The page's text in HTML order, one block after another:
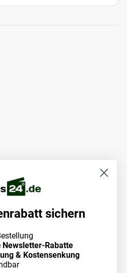
sichern
Newsletter-Rabatte
& Kostensenkung